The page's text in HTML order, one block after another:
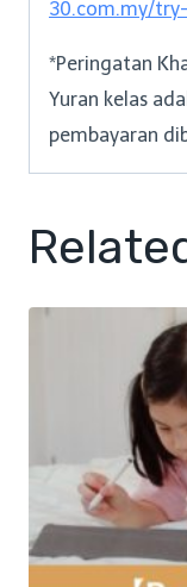
30.com.my/
*Peringatan
Yuran kelas
pembayaran